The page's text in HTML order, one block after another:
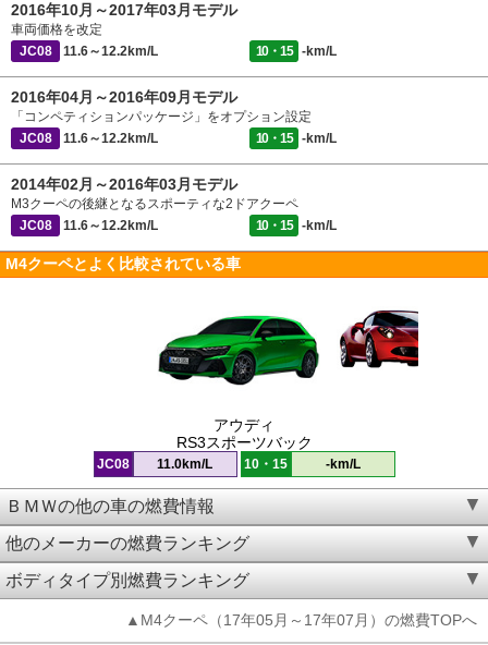
2016年10月～2017年03月モデル
車両価格を改定
JC08
11.6～12.2km/L 10・15 -km/L
2016年04月～2016年09月モデル
「コンペティションパッケージ」をオプション設定
JC08
11.6～12.2km/L 10・15 -km/L
2014年02月～2016年03月モデル
M3クーペの後継となるスポーティな2ドアクーペ
JC08
11.6～12.2km/L 10・15 -km/L
M4クーペとよく比較されている車
アウディ
RS3スポーツバック
JC08 11.0km/L 10・15 -km/L
ＢＭＷの他の車の燃費情報
他のメーカーの燃費ランキング
ボディタイプ別燃費ランキング
▲M4クーペ（17年05月～17年07月）の燃費TOPへ